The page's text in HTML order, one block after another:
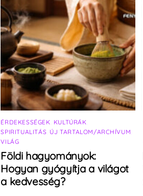
ÉRDEKESSÉGEK KULTÚRÁK
SPIRITUALITÁS ÚJ TARTALOM/ARCHÍVUM
VILÁG
Földi hagyományok:
Hogyan gyógyítja a világot
a kedvesség?